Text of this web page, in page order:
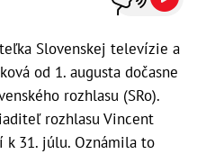
Slovenskej televízie a
od 1. augusta dočasne
rozhlasu (SRo).
rozhlasu Vincent
31. júlu. Oznámila to